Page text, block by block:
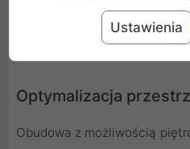
Optymalizacja
Obudowa z możliwością
Ustawienia